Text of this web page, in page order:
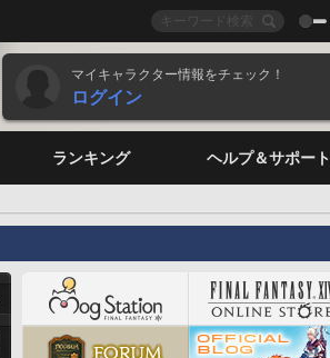
マイキャラクター情報をチェック！
ログイン
ランキング ヘルプ＆サポート